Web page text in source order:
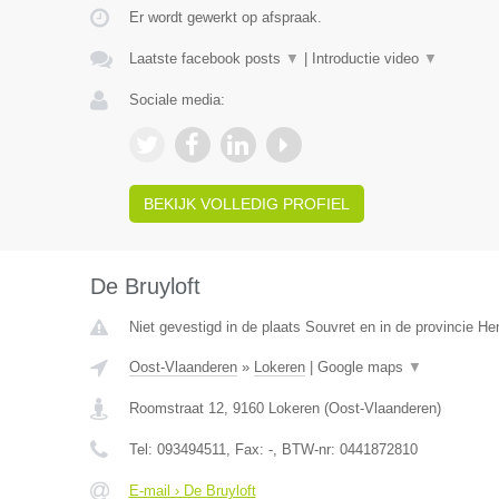
Er wordt gewerkt op afspraak.
Laatste facebook posts ▼ Introductie video ▼
Sociale media:
BEKIJK VOLLEDIG PROFIEL
De Bruyloft
Niet gevestigd in de plaats Souvret en in de provincie
Oost-Vlaanderen» Lokeren| Google maps ▼
Roomstraat 12, 9160 Lokeren(Oost-Vlaanderen)
Tel: 093494511, Fax: -, BTW-nr: 0441872810
E-mail › De Bruyloft